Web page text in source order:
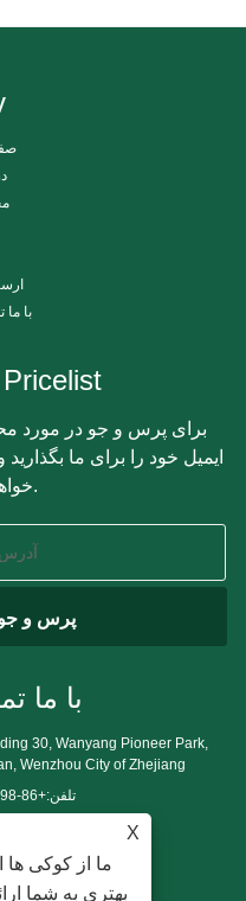
با ما
برای پرس و جو در مورد
خواهیم گرفت.
با ما
Wenzhou City of Zhejiang
تلفن:+86-13396777698
X
ما از کوکی ها
بهتری به شما